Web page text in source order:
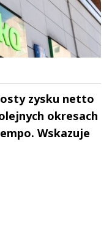
zysku netto
okresach
Wskazuje